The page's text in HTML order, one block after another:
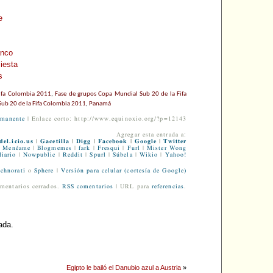
Colombia 2011,Fase de grupos Copa Mundial Sub 20 de la Fifa
20 de la Fifa Colombia 2011, Panamá
| Enlace corto: http://www.equinoxio.org/?p=12143
Agregar esta entrada a:
del.icio.us |Gacetilla |Digg Facebook Google |Twitter
Menéame |Blogmemes |fark Fresqui Furl |Mister Wong
Nowpublic Reddit |Spurl |Súbela| Wikio Yahoo!
o Sphere Versión para celular (cortesía de Google)
cerrados. RSS comentarios | URL parareferencias.
Egipto le bailó el Danubio azul a Austria »